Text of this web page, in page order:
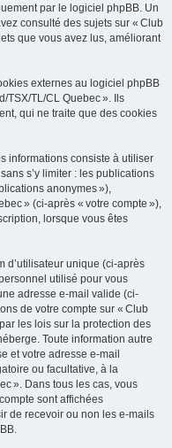
par le logiciel phpBB. Un
consulté des sujets sur « Club
que vous avez lus, améliorant
externes au logiciel phpBB
TSX/TL/CL Quebec ». Ils
qui ne traite que des cookies
informations consiste à utiliser
s’y limiter : les publications
anonymes »),
» (ci-après « votre compte »),
lorsque vous êtes
d’utilisateur unique (ci-après
utilisé pour vous
adresse e-mail valide (ci-
de votre compte sur « Club
les lois sur la protection des
Toute information autre
et votre adresse e-mail
ou facultative, à la
». Dans tous les cas, vous
sont affichées
de recevoir ou non les e-mails